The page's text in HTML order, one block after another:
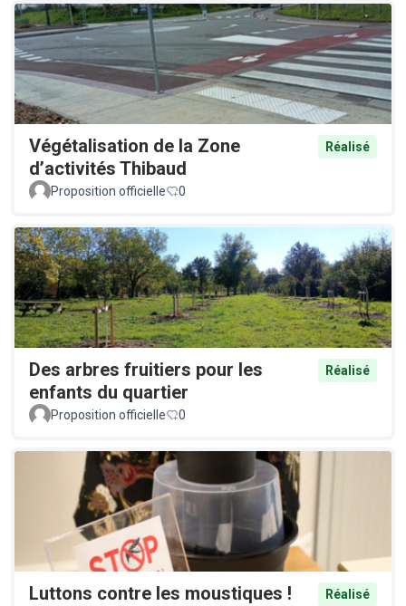
Végétalisation de la Zone
d’activités Thibaud
Réalisé
Proposition officielle 0
Des arbres fruitiers pour les
enfants du quartier
Réalisé
Proposition officielle 0
Luttons contre les moustiques !
Réalisé